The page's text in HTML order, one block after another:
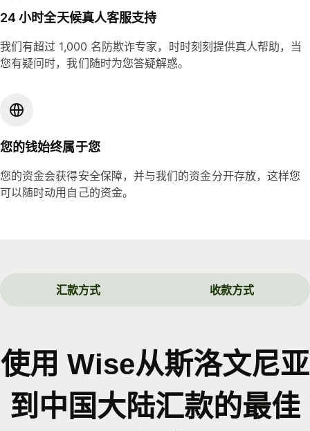
24 小时全天候真人客服支持
我们有超过 1,000 名防欺诈专家，时时刻刻提供真人帮助，当
您有疑问时，我们随时为您答疑解惑。
您的钱始终属于您
您的资金会获得安全保障，并与我们的资金分开存放，这样您
可以随时动用自己的资金。
汇款方式 收款方式
使用 Wise从斯洛文尼亚
到中国大陆汇款的最佳